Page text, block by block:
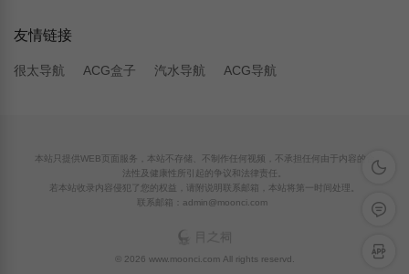
友情链接
很太导航 ACG盒子 汽水导航 ACG导航
深色模
留言反
APP下
本站只提供WEB页面服务，本站不存储、不制作任何视频，不承担任何由于内容的合
法性及健康性所引起的争议和法律责任。
若本站收录内容侵犯了您的权益，请附说明联系邮箱，本站将第一时间处理。
联系邮箱：admin@moonci.com
© 2026 www.moonci.com All rights reservd.